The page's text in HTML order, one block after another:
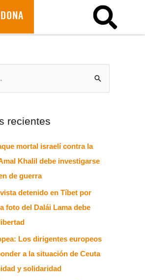
DONA
recientes
mortal israelí contra la
Khalil debe investigarse
de guerra
detenido en Tíbet por
foto del Dalái Lama debe
Los dirigentes europeos
a la situación de Ceuta
y solidaridad